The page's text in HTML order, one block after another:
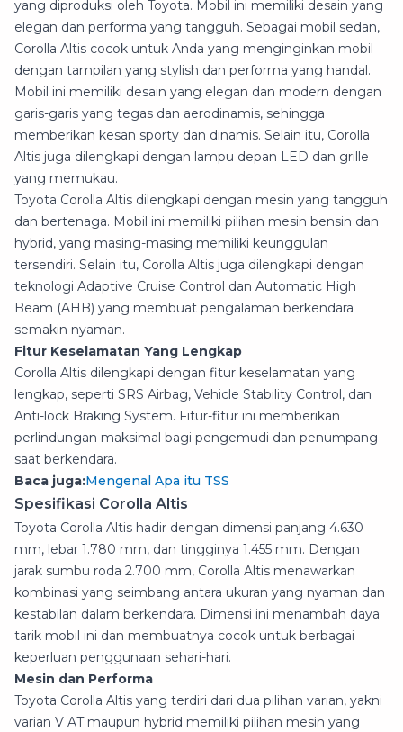
yang diproduksi oleh Toyota. Mobil ini memiliki desain yang
elegan dan performa yang tangguh. Sebagai mobil sedan,
Corolla Altis cocok untuk Anda yang menginginkan mobil
dengan tampilan yang stylish dan performa yang handal.
Mobil ini memiliki desain yang elegan dan modern dengan
garis-garis yang tegas dan aerodinamis, sehingga
memberikan kesan sporty dan dinamis. Selain itu, Corolla
Altis juga dilengkapi dengan lampu depan LED dan grille
yang memukau.
Toyota Corolla Altis dilengkapi dengan mesin yang tangguh
dan bertenaga. Mobil ini memiliki pilihan mesin bensin dan
hybrid, yang masing-masing memiliki keunggulan
tersendiri. Selain itu, Corolla Altis juga dilengkapi dengan
teknologi Adaptive Cruise Control dan Automatic High
Beam (AHB) yang membuat pengalaman berkendara
semakin nyaman.
Fitur Keselamatan Yang Lengkap
Corolla Altis dilengkapi dengan fitur keselamatan yang
lengkap, seperti SRS Airbag, Vehicle Stability Control, dan
Anti-lock Braking System. Fitur-fitur ini memberikan
perlindungan maksimal bagi pengemudi dan penumpang
saat berkendara.
Baca juga:Mengenal Apa itu TSS
Spesifikasi Corolla Altis
Toyota Corolla Altis hadir dengan dimensi panjang 4.630
mm, lebar 1.780 mm, dan tingginya 1.455 mm. Dengan
jarak sumbu roda 2.700 mm, Corolla Altis menawarkan
kombinasi yang seimbang antara ukuran yang nyaman dan
kestabilan dalam berkendara. Dimensi ini menambah daya
tarik mobil ini dan membuatnya cocok untuk berbagai
keperluan penggunaan sehari-hari.
Mesin dan Performa
Toyota Corolla Altis yang terdiri dari dua pilihan varian, yakni
varian V AT maupun hybrid memiliki pilihan mesin yang